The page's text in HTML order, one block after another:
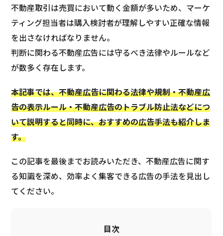
不動産取引は売買において動く金額が多いため、マーケ
ティング担当者は購入検討者が理解しやすい正確な情報
を出さなければなりません。
判断に関わる不動産広告には守るべき法律やルールなど
が数多く存在します。
本記事では、不動産広告に関わる法律や規制・不動産広
告の表示ルール・不動産広告のトラブル防止法などにつ
いて説明すると同時に、おすすめの広告手法も紹介しま
す。
この記事を最後までお読みいただき、不動産広告に関す
る知識を深め、効率よく集客できる広告の手法を見出し
てください。
目次